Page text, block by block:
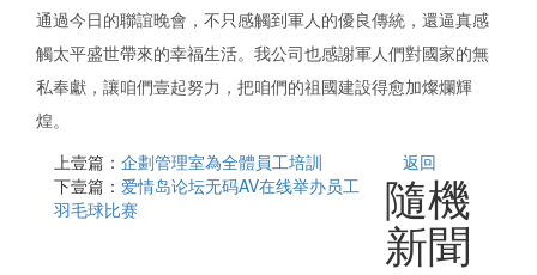
通過今日的聯誼晚會，不只感觸到軍人的優良傳統，還逼真感
觸太平盛世帶來的幸福生活。我公司也感謝軍人們對國家的無
私奉獻，讓咱們壹起努力，把咱們的祖國建設得愈加燦爛輝
煌。
上壹篇： 企劃管理室為全體員工培訓
下壹篇： 爱情岛论坛无码AV在线举办员工
羽毛球比赛
返回
隨機
新聞